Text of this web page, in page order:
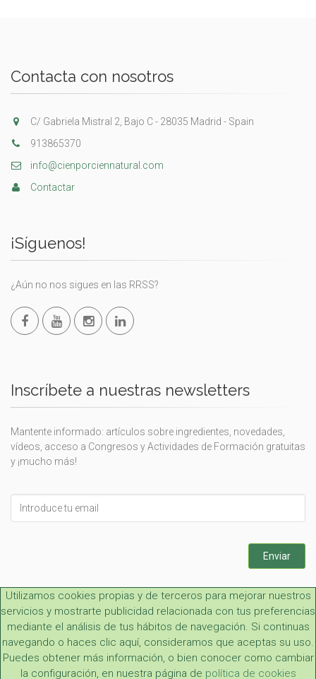
Contacta con nosotros
C/ Gabriela Mistral 2, Bajo C - 28035 Madrid - Spain
913865370
info@cienporciennatural.com
Contactar
¡Síguenos!
¿Aún no nos sigues en las RRSS?
Inscríbete a nuestras newsletters
Mantente informado: artículos sobre ingredientes, novedades,
vídeos, acceso a Congresos y Actividades de Formación gratuitas
y ¡mucho más!
this
field
Enviar
Aviso legal y LOPD|Condiciones generales|Contacto
Utilizamos cookies propias y de terceros para mejorar nuestros
servicios y mostrarte publicidad relacionada con tus preferencias
mediante el análisis de tus hábitos de navegación. Si continuas
navegando o haces clic aquí, consideramos que aceptas su uso.
Puedes obtener más información, o bien conocer como cambiar
la configuración, en nuestra página de política de cookies